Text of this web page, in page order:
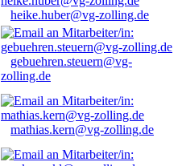
heike.huber@vg-zolling.de
gebuehren.steuern@vg-
zolling.de
mathias.kern@vg-zolling.de